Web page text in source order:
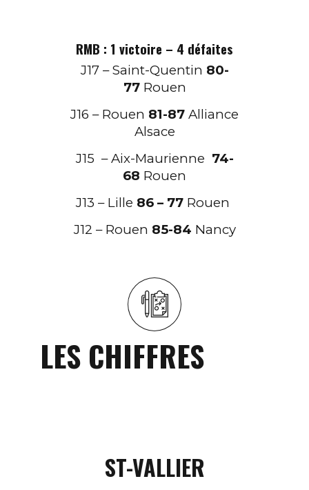
RMB : 1 victoire – 4 défaites
J17 – Saint-Quentin 80-
77 Rouen
J16 – Rouen 81-87 Alliance
Alsace
J15 – Aix-Maurienne 74-
68 Rouen
J13 – Lille 86 – 77 Rouen
J12 – Rouen 85-84 Nancy
LES CHIFFRES
ST-VALLIER